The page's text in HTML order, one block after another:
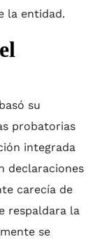
la entidad.
su
probatorias
integrada
declaraciones
carecía de
respaldara la
se